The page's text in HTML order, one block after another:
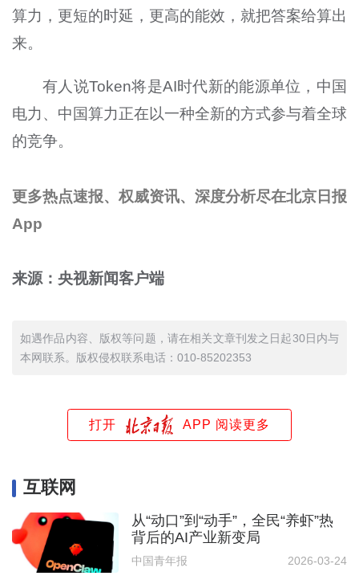
算力，更短的时延，更高的能效，就把答案给算出
来。
有人说Token将是AI时代新的能源单位，中国
电力、中国算力正在以一种全新的方式参与着全球
的竞争。
更多热点速报、权威资讯、深度分析尽在北京日报
App
来源：央视新闻客户端
如遇作品内容、版权等问题，请在相关文章刊发之日起30日内与
本网联系。版权侵权联系电话：010-85202353
打开 APP 阅读更多
互联网
从“动口”到“动手”，全民“养虾”热
背后的AI产业新变局
中国青年报 2026-03-24